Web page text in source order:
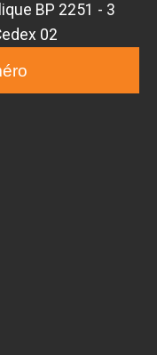
BP 2251 - 3
02